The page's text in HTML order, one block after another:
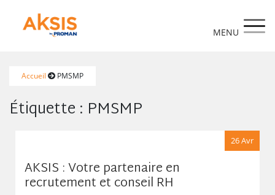
Accueil PMSMP
Étiquette : PMSMP
26 Avr
AKSIS : Votre partenaire en
recrutement et conseil RH